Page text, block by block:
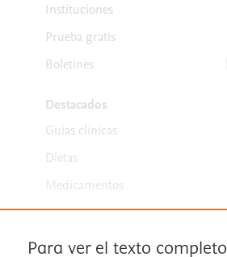
Instituciones
Prueba gratis
Boletines
Destacados
Guías clínicas
Dietas
Medicamentos
Para ver el texto